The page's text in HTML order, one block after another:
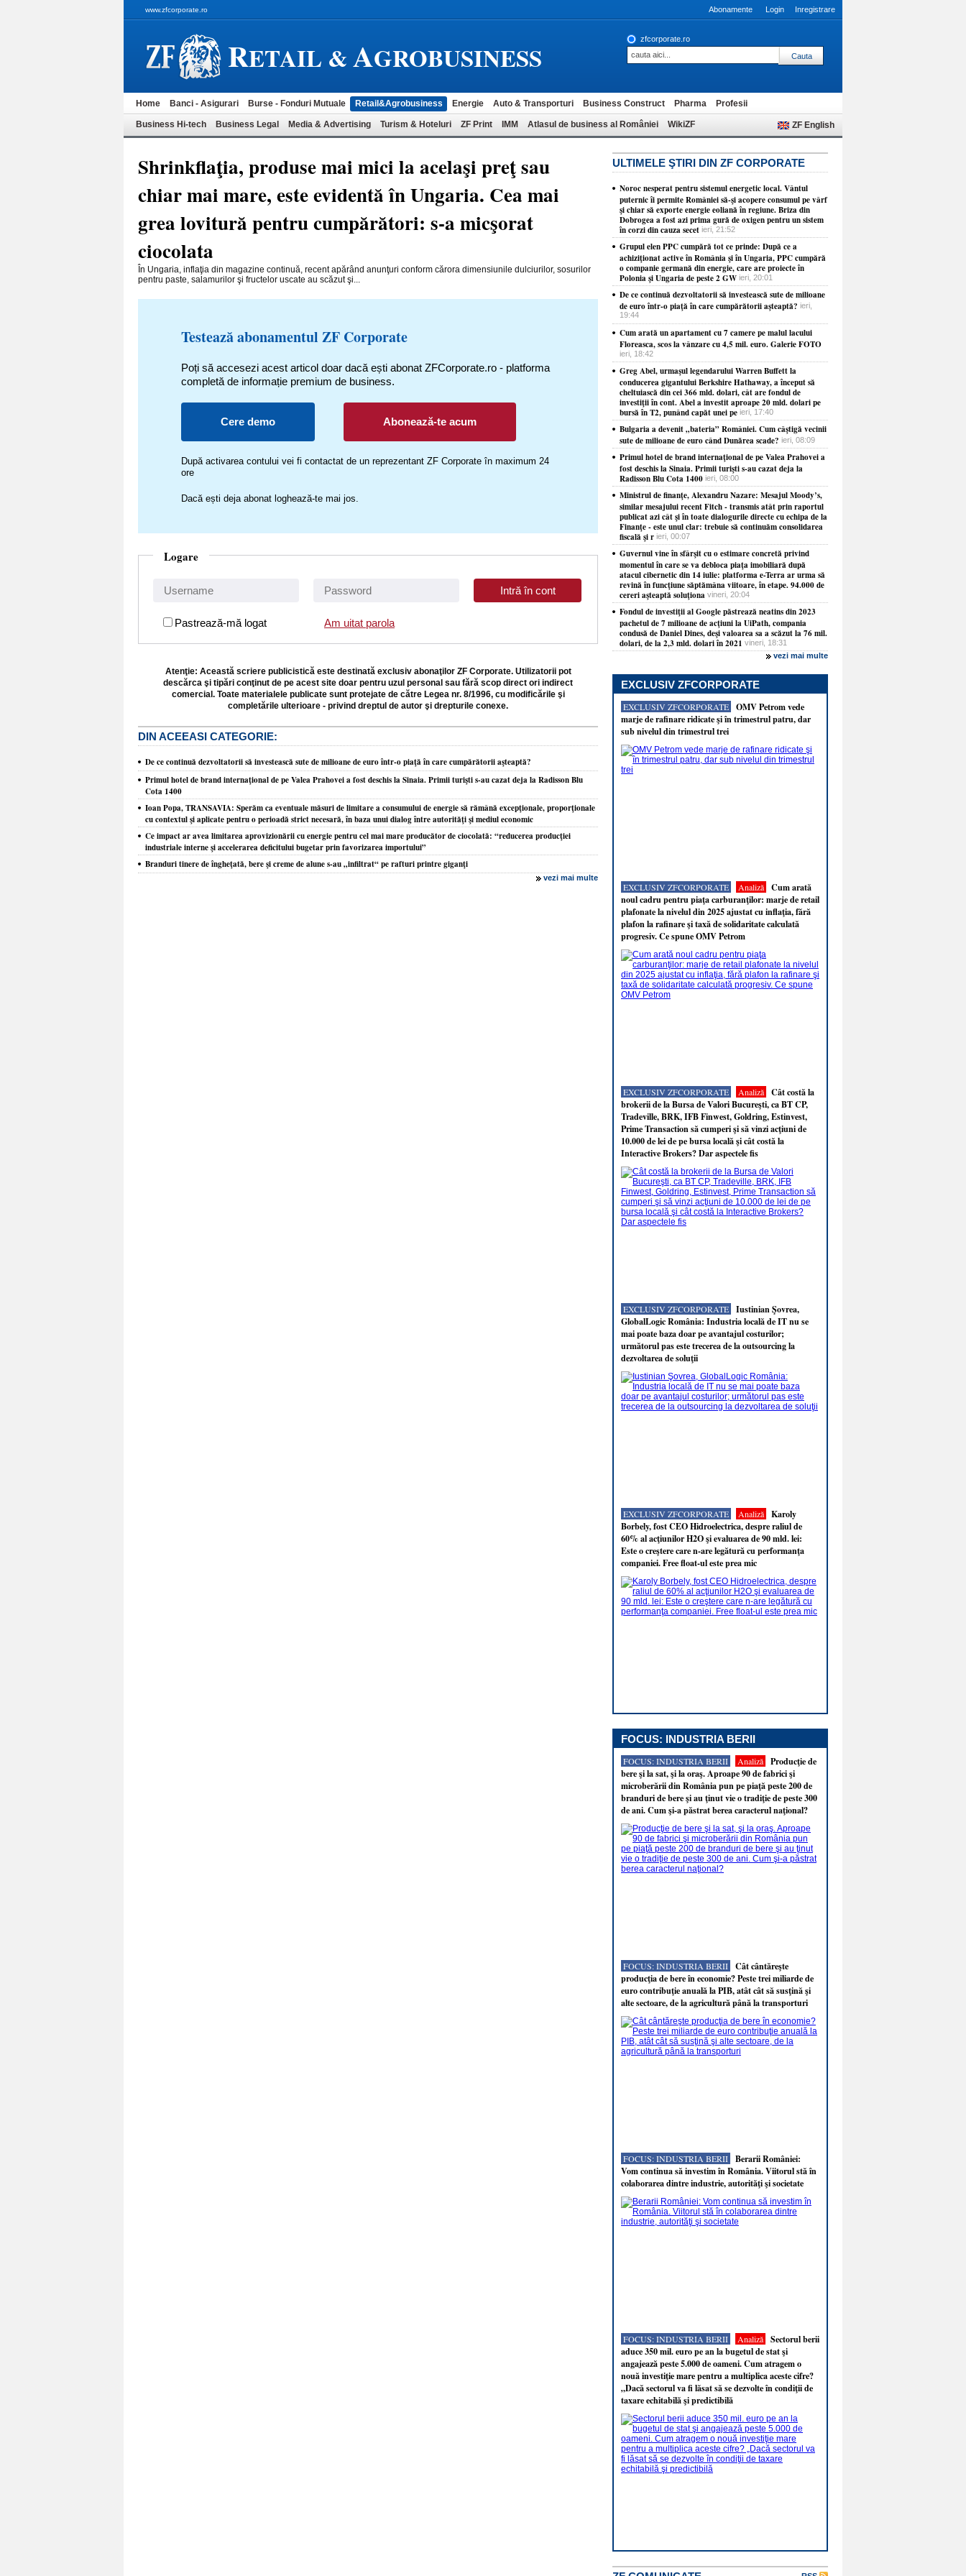
www.zfcorporate.ro Abonamente Login Inregistrare
RETAIL &AGROBUSINESS
zfcorporate.ro
Home Banci - Asigurari Burse - Fonduri Mutuale Retail&Agrobusiness Energie Auto & Transporturi Business Construct Pharma Profesii
Business Hi-tech Business Legal Media & Advertising Turism & Hoteluri ZF Print IMM Atlasul de business al României WikiZF ZF English
Shrinkflaţia, produse mai mici la acelaşi preţ sau
chiar mai mare, este evidentă în Ungaria. Cea mai
grea lovitură pentru cumpărători: s-a micşorat
ciocolata
În Ungaria, inflaţia din maga­zi­ne continuă, recent apărând anunţuri conform cărora dimensiunile dulciu­rilor, sosurilor
pentru paste, salamu­rilor şi fructelor uscate au scăzut şi...
Testează abonamentul ZF Corporate
Poți să accesezi acest articol doar dacă ești abonat ZFCorporate.ro - platforma
completă de informație premium de business.
Cere demo Abonează-te acum
După activarea contului vei fi contactat de un reprezentant ZF Corporate în maximum 24
ore
Dacă ești deja abonat loghează-te mai jos.
Logare
Pastrează-mă logat Am uitat parola
Atenţie: Această scriere publicistică este destinată exclusiv abonaţilor ZF Corporate. Utilizatorii pot
descărca şi tipări conţinut de pe acest site doar pentru uzul personal sau fără scop direct ori indirect
comercial. Toate materialele publicate sunt protejate de către Legea nr. 8/1996, cu modificările şi
completările ulterioare - privind dreptul de autor şi drepturile conexe.
DIN ACEEASI CATEGORIE:
De ce continuă dezvoltatorii să investească sute de milioane de euro într-o piaţă în care cumpărătorii aşteaptă?
​Primul hotel de brand internaţional de pe Valea Prahovei a fost deschis la Sinaia. Primii turişti s-au cazat deja la Radisson Blu
Cota 1400
Ioan Popa, TRANSAVIA: Sperăm ca eventuale măsuri de limitare a consumului de energie să rămână excepţionale, proporţionale
cu contextul şi aplicate pentru o perioadă strict necesară, în baza unui dialog între autorităţi şi mediul economic
Ce impact ar avea limitarea aprovizionării cu energie pentru cel mai mare producător de ciocolată: “reducerea producţiei
industriale interne şi accelerarea deficitului bugetar prin favorizarea importului”
Branduri tinere de îngheţată, bere şi creme de alune s-au „infiltrat“ pe rafturi printre giganţi
vezi mai multe
ULTIMELE ŞTIRI DIN ZF CORPORATE
Noroc nesperat pentru sistemul energetic local. Vântul
puternic îi permite României să-şi acopere consumul pe vârf
şi chiar să exporte energie eoliană în regiune. Briza din
Dobrogea a fost azi prima gură de oxigen pentru un sistem
în corzi din cauza secet ieri, 21:52
Grupul elen PPC cumpără tot ce prinde: După ce a
achiziţionat active în România şi în Ungaria, PPC cumpără
o companie germană din energie, care are proiecte în
Polonia şi Ungaria de peste 2 GW ieri, 20:01
De ce continuă dezvoltatorii să investească sute de milioane
de euro într-o piaţă în care cumpărătorii aşteaptă? ieri,
19:44
Cum arată un apartament cu 7 camere pe malul lacului
Floreasca, scos la vânzare cu 4,5 mil. euro. Galerie FOTO
ieri, 18:42
Greg Abel, urmaşul legendarului Warren Buffett la
conducerea gigantului Berkshire Hathaway, a început să
cheltuiască din cei 366 mld. dolari, cât are fondul de
investiţii în cont. Abel a investit aproape 20 mld. dolari pe
bursă în T2, punând capăt unei pe ieri, 17:40
Bulgaria a devenit „bateria” României. Cum câştigă vecinii
sute de milioane de euro când Dunărea scade? ieri, 08:09
​Primul hotel de brand internaţional de pe Valea Prahovei a
fost deschis la Sinaia. Primii turişti s-au cazat deja la
Radisson Blu Cota 1400 ieri, 08:00
Ministrul de finanţe, Alexandru Nazare: Mesajul Moody’s,
similar mesajului recent Fitch - transmis atât prin raportul
publicat azi cât şi în toate dialogurile directe cu echipa de la
Finanţe - este unul clar: trebuie să continuăm consolidarea
fiscală şi r ieri, 00:07
Guvernul vine în sfârşit cu o estimare concretă privind
momentul în care se va debloca piaţa imobiliară după
atacul cibernetic din 14 iulie: platforma e-Terra ar urma să
revină în funcţiune săptămâna viitoare, în etape. 94.000 de
cereri aşteaptă soluţiona vineri, 20:04
Fondul de investiţii al Google păstrează neatins din 2023
pachetul de 7 milioane de acţiuni la UiPath, compania
condusă de Daniel Dines, deşi valoarea sa a scăzut la 76 mil.
dolari, de la 2,3 mld. dolari în 2021 vineri, 18:31
vezi mai multe
EXCLUSIV ZFCORPORATE
EXCLUSIV ZFCORPORATE
OMV Petrom vede
marje de rafinare ridicate şi în trimestrul patru, dar
sub nivelul din trimestrul trei
EXCLUSIV ZFCORPORATE Analiză
Cum arată
noul cadru pentru piaţa carburanţilor: marje de retail
plafonate la nivelul din 2025 ajustat cu inflaţia, fără
plafon la rafinare şi taxă de solidaritate calculată
progresiv. Ce spune OMV Petrom
EXCLUSIV ZFCORPORATE Analiză
Cât costă la
brokerii de la Bursa de Valori Bucureşti, ca BT CP,
Tradeville, BRK, IFB Finwest, Goldring, Estinvest,
Prime Transaction să cumperi şi să vinzi acţiuni de
10.000 de lei de pe bursa locală şi cât costă la
Interactive Brokers? Dar aspectele fis
EXCLUSIV ZFCORPORATE
Iustinian Şovrea,
GlobalLogic România: Industria locală de IT nu se
mai poate baza doar pe avantajul costurilor;
următorul pas este trecerea de la outsourcing la
dezvoltarea de soluţii
EXCLUSIV ZFCORPORATE Analiză
Karoly
Borbely, fost CEO Hidroelectrica, despre raliul de
60% al acţiunilor H2O şi evaluarea de 90 mld. lei:
Este o creştere care n-are legătură cu performanţa
companiei. Free float-ul este prea mic
FOCUS: INDUSTRIA BERII
FOCUS: INDUSTRIA BERII Analiză
Producţie de
bere şi la sat, şi la oraş. Aproape 90 de fabrici şi
microberării din România pun pe piaţă peste 200 de
branduri de bere şi au ţinut vie o tradiţie de peste 300
de ani. Cum şi-a păstrat berea caracterul naţional?
FOCUS: INDUSTRIA BERII
Cât cântăreşte
producţia de bere în economie? Peste trei miliarde de
euro contribuţie anuală la PIB, atât cât să susţină şi
alte sectoare, de la agricultură până la transporturi
FOCUS: INDUSTRIA BERII
Berarii României:
Vom continua să investim în România. Viitorul stă în
colaborarea dintre industrie, autorităţi şi societate
FOCUS: INDUSTRIA BERII Analiză
Sectorul berii
aduce 350 mil. euro pe an la bugetul de stat şi
angajează peste 5.000 de oameni. Cum atragem o
nouă investiţie mare pentru a multiplica aceste cifre?
„Dacă sectorul va fi lăsat să se dezvolte în condiţii de
taxare echitabilă şi predictibilă